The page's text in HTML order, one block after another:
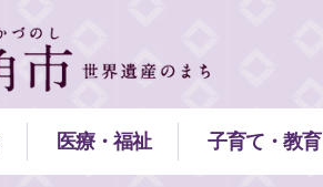
医療・福祉 子育て・教育